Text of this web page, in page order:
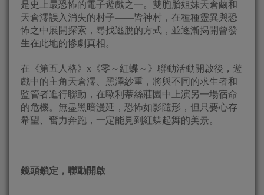
是史上最恐怖的電子遊戲之一。雙胞胎姐妹天倉繭和
天倉澪誤入消失的村子——皆神村，在種種靈異與恐
怖之中展開探索，尋找逃脫的方式，並逐漸揭開曾發
生在此地的慘劇真相。
在《第五人格》x《零～紅蝶～》聯動活動開啟後，遊
戲中的主角天倉澪、黑澤紗重，將與不同的求生者和
監管者進行聯動，在歐利蒂絲莊園中上演另一場宿命
的危機。無盡黑暗漫延，恐怖如影隨形，但只要心存
希望、奮力奔跑，一定能見到紅蝶起舞的美景。
鏡頭鎖定，聯動開啟